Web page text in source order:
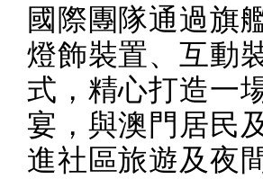
國際團隊通過旗
燈飾裝置、互動
式，精心打造一
宴，與澳門居民
進社區旅遊及夜